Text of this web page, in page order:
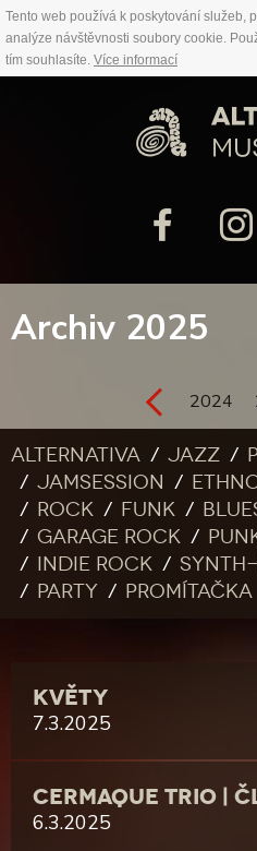
Tento web používá k poskytování služeb,
analýze návštěvnosti soubory cookie.
tím souhlasíte. Více informací
Archiv 2025
2024
Alternativa Jazz
Jamsession
Rock
Funk
Garage rock
Indie rock
Party
Promítačka
KVĚTY
7.3.2025
CERMAQUE TRIO |
6.3.2025